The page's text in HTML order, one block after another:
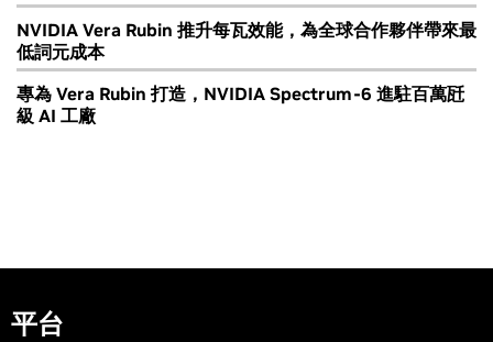
NVIDIA Vera Rubin 推升每瓦效能，為全球合作夥伴帶來最
低詞元成本
專為 Vera Rubin 打造，NVIDIA Spectrum-6 進駐百萬瓩
級 AI 工廠
平台